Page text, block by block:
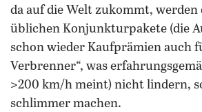
da auf die Welt zukommt, werden
üblichen Konjunkturpakete (die
schon wieder Kaufprämien auch
Verbrenner“, was
>200 km/h meint) nicht lindern,
schlimmer machen.